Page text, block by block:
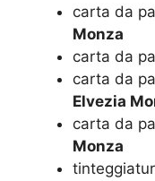
carta da
Monza
carta da
carta da
Elvezia
carta da
Monza